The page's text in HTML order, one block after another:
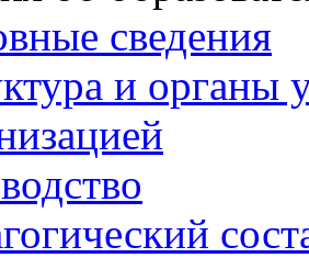
сведения
и органы